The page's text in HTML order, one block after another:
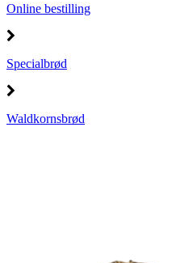
Online bestilling
Specialbrød
Waldkornsbrød